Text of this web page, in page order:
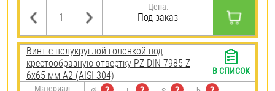
Цена:
Под заказ
Винт с полукруглой головкой под
крестообразную отвертку PZ DIN 7985 Z
6х65 мм А2 (AISI 304)
Материал
В СПИСОК